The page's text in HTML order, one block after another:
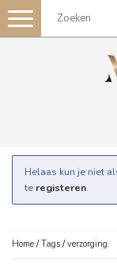
Toggle
navigation
Helaas kun je niet
te registeren.
Home /Tags /verzorging.